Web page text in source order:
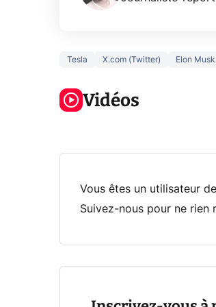
Tesla X.com (Twitter) Elon Musk
Vidéos
la prochaine
Xbox !
Vous êtes un utilisateur de
Suivez-nous pour ne rien